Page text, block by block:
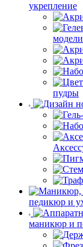
укрепление
пудры
педикюр и
маникюр и